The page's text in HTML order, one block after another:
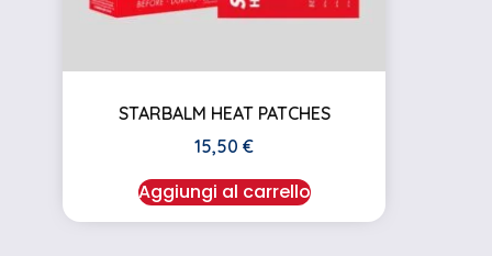
STARBALM HEAT PATCHES
15,50 €
Aggiungi al carrello